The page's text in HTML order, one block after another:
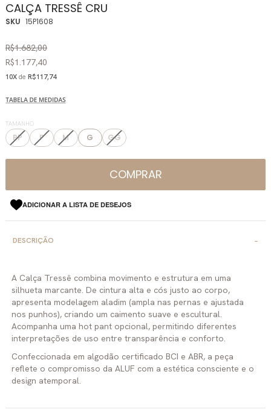
CALÇA TRESSÊ CRU
SKU 15P1608
R$1.682,00
R$1.177,40
10X de R$117,74
TAMANHO
PP P M G GG
COMPRAR
ADICIONAR A LISTA DE DESEJOS
DESCRIÇÃO
A Calça Tressê combina movimento e estrutura em uma
silhueta marcante. De cintura alta e cós justo ao corpo,
apresenta modelagem aladim (ampla nas pernas e ajustada
nos punhos), criando um caimento suave e escultural.
Acompanha uma hot pant opcional, permitindo diferentes
interpretações de uso entre transparência e conforto.
Confeccionada em algodão certificado BCI e ABR, a peça
reflete o compromisso da ALUF com a estética consciente e o
design atemporal.
da
Galeria
imagens